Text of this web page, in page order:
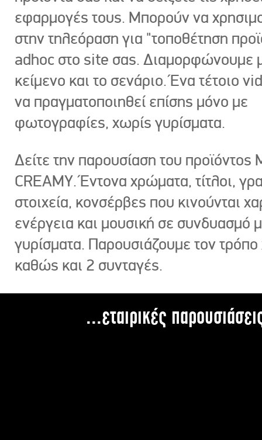
εφαρμογές τους. Μπορούν να
στην τηλεόραση για "τοποθέτηση
adhoc στο site σας. Διαμορφώνουμε
κείμενο και το σενάριο. Ένα τέτοιο
να πραγματοποιηθεί επίσης μόνο με
φωτογραφίες, χωρίς γυρίσματα.
Δείτε την παρουσίαση του προϊόντος
CREAMY. Έντονα χρώματα, τίτλοι,
στοιχεία, κονσέρβες που κινούνται
ενέργεια και μουσική σε συνδυασμό
γυρίσματα. Παρουσιάζουμε τον
καθώς και 2 συνταγές.
...εταιρικές